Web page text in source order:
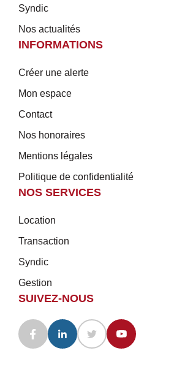
Syndic
Nos actualités
INFORMATIONS
Créer une alerte
Mon espace
Contact
Nos honoraires
Mentions légales
Politique de confidentialité
NOS SERVICES
Location
Transaction
Syndic
Gestion
SUIVEZ-NOUS